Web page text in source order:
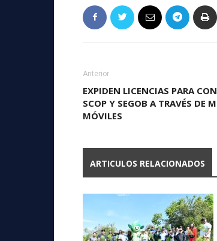
Anterior
EXPIDEN LICENCIAS PARA
SCOP Y SEGOB A TRAVÉS DE
MÓVILES
ARTICULOS RELACIONADOS